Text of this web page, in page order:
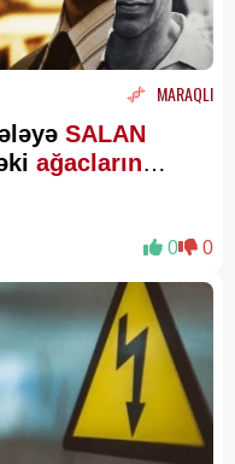
MARAQLI
SALAN
ağacların
0 0